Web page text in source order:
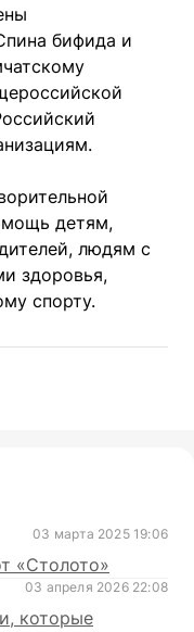
бифида и
детям,
людям с
здоровья,
спорту.
03 марта 2025 19:06
«Столото»
03 апреля 2026 22:08
которые